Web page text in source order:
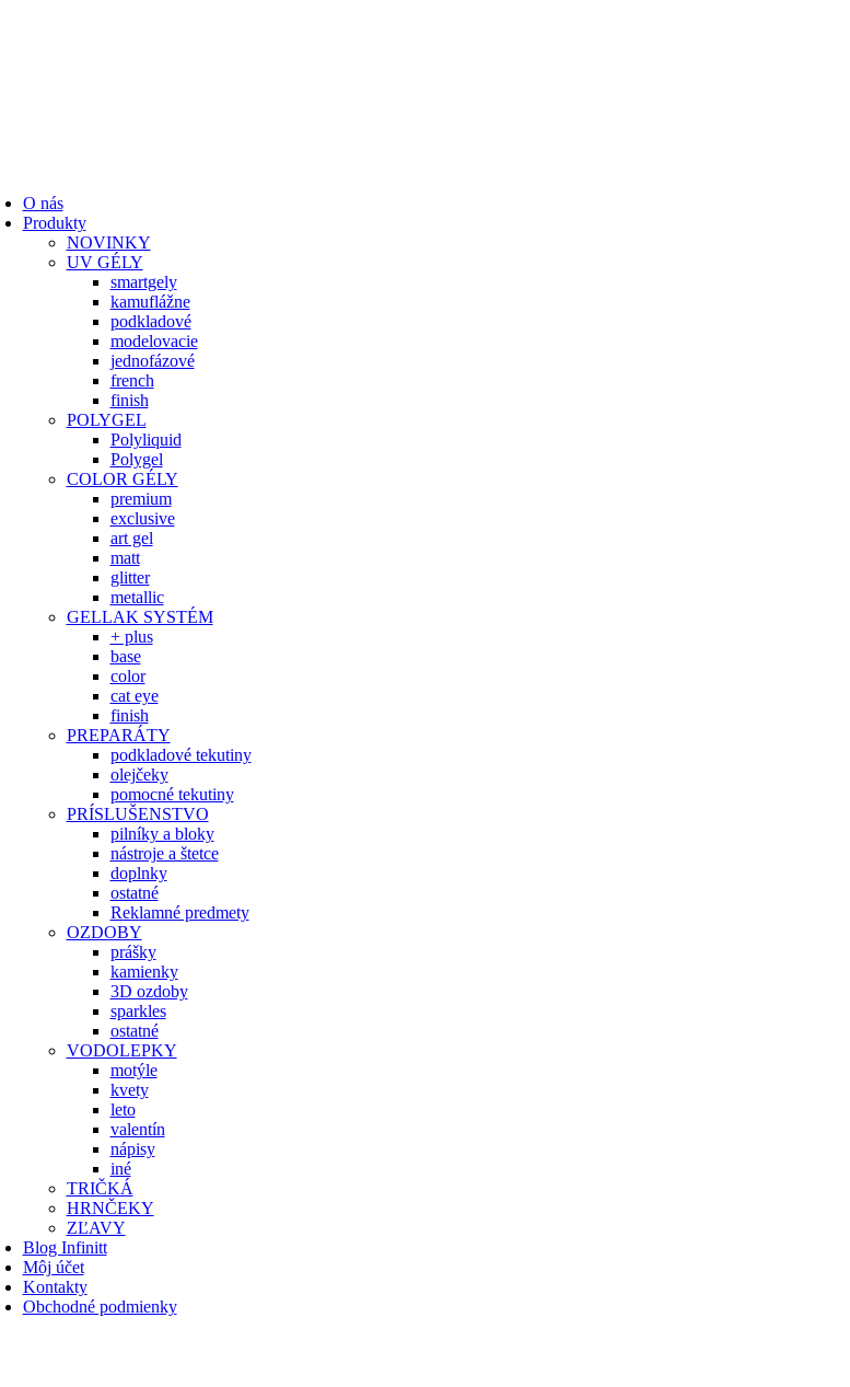
O nás
Produkty
NOVINKY
UV GÉLY
smartgely
kamuflážne
podkladové
modelovacie
jednofázové
french
finish
POLYGEL
Polyliquid
Polygel
COLOR GÉLY
premium
exclusive
art gel
matt
glitter
metallic
GELLAK SYSTÉM
+ plus
base
color
cat eye
finish
PREPARÁTY
podkladové tekutiny
olejčeky
pomocné tekutiny
PRÍSLUŠENSTVO
pilníky a bloky
nástroje a štetce
doplnky
ostatné
Reklamné predmety
OZDOBY
prášky
kamienky
3D ozdoby
sparkles
ostatné
VODOLEPKY
motýle
kvety
leto
valentín
nápisy
iné
TRIČKÁ
HRNČEKY
ZĽAVY
Blog Infinitt
Môj účet
Kontakty
Obchodné podmienky